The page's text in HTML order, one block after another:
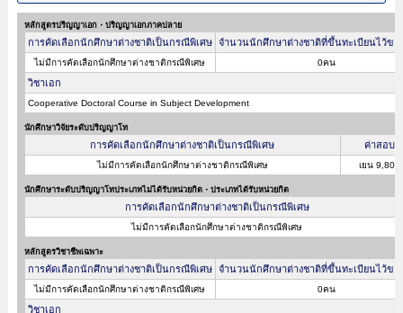
หลักสูตรปริญญาเอก・ปริญญาเอกภาคปลาย
การคัดเลือกนักศึกษาต่างชาติเป็นกรณีพิเศษ จำนวนนักศึกษาต่างชาติที่ขึ้นทะเบียนไว้ขอ
ไม่มีการคัดเลือกนักศึกษาต่างชาติกรณีพิเศษ 0คน
วิชาเอก
Cooperative Doctoral Course in Subject Development
นักศึกษาวิจัยระดับปริญญาโท
การคัดเลือกนักศึกษาต่างชาติเป็นกรณีพิเศษ ค่าสอบ
ไม่มีการคัดเลือกนักศึกษาต่างชาติกรณีพิเศษ เยน 9,800
นักศึกษาระดับปริญญาโทประเภทไม่ได้รับหน่วยกิต・ประเภทได้รับหน่วยกิต
การคัดเลือกนักศึกษาต่างชาติเป็นกรณีพิเศษ
ไม่มีการคัดเลือกนักศึกษาต่างชาติกรณีพิเศษ
หลักสูตรวิชาชีพเฉพาะ
การคัดเลือกนักศึกษาต่างชาติเป็นกรณีพิเศษ จำนวนนักศึกษาต่างชาติที่ขึ้นทะเบียนไว้ขอ
ไม่มีการคัดเลือกนักศึกษาต่างชาติกรณีพิเศษ 0คน
วิชาเอก